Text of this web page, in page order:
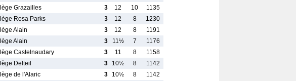
Grazailles 3 12 10
1135
Rosa Parks 3 12 8
1230
Alain 3 12 8
1191
Alain 3 11½ 7
1176
Castelnaudary 3 11 8
1158
Delteil 3 10½ 8
1142
de l'Alaric 3 10½ 8
1142